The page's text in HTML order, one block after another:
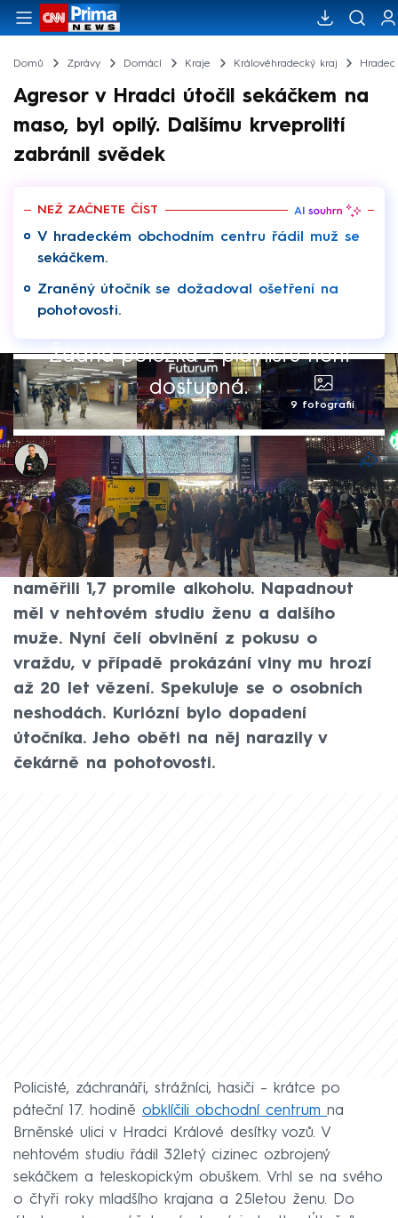
Domů Zprávy Domácí Kraje Královéhradecký kraj
Agresor v Hradci útočil sekáčkem na
maso, byl opilý. Dalšímu krveprolití
zabránil svědek
NEŽ ZAČNETE ČÍST
V hradeckém obchodním centru řádil muž se
sekáčkem.
Zraněný útočník se dožadoval ošetření na
pohotovosti.
Žádná položka z playlistu není
dostupná.
9 fotografií
Martin Holek
3. led 2026, 17:39
Sekáčkem na maso v královéhradeckém
obchodním centru v pátek navečer útočil
32letý Vietnamec, kterému policisté
naměřili 1,7 promile alkoholu. Napadnout
měl v nehtovém studiu ženu a dalšího
muže. Nyní čelí obvinění z pokusu o
vraždu, v případě prokázání viny mu hrozí
až 20 let vězení. Spekuluje se o osobních
neshodách. Kuriózní bylo dopadení
útočníka. Jeho oběti na něj narazily v
čekárně na pohotovosti.
Policisté, záchranáři, strážníci, hasiči – krátce po
páteční 17. hodině obklíčili obchodní centrum na
Brněnské ulici v Hradci Králové desítky vozů. V
nehtovém studiu řádil 32letý cizinec ozbrojený
sekáčkem a teleskopickým obuškem. Vrhl se na svého
o čtyři roky mladšího krajana a 25letou ženu. Do